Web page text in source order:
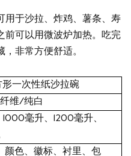
用于沙拉、炸鸡、薯条、寿
前可以用微波炉加热。吃完
非常方便舒适。
形一次性纸沙拉碗
维/纯白
毫升、1200毫升、
颜色、徽标、衬里、包